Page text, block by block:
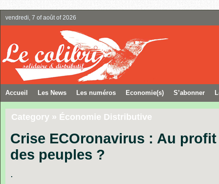
vendredi, 7 of août of 2026
Accueil Les News Les numéros Economie(s) S’abonner
Category » Économie Distributive
Crise ECOronavirus : Au
des peuples ?
.